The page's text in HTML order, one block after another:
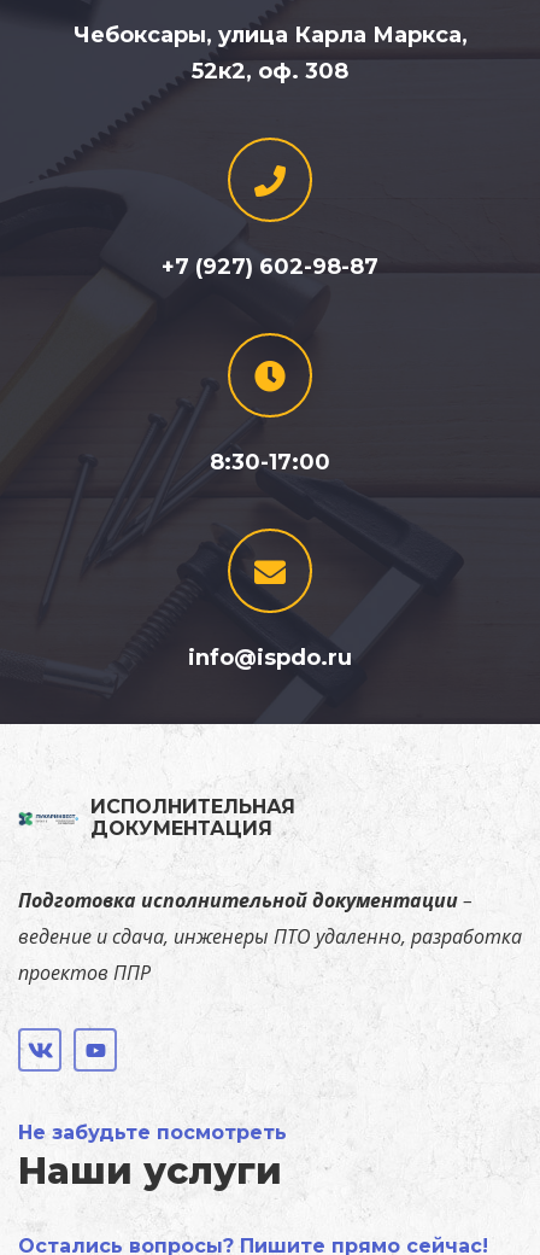
Чебоксары, улица Карла Маркса,
52к2, оф. 308
+7 (927) 602-98-87
8:30-17:00
info@ispdo.ru
ИСПОЛНИТЕЛЬНАЯ
ДОКУМЕНТАЦИЯ
Подготовка исполнительной документации–
ведение и сдача, инженеры ПТО удаленно, разработка
проектов ППР
Не забудьте посмотреть
Наши услуги
Остались вопросы? Пишите прямо сейчас!